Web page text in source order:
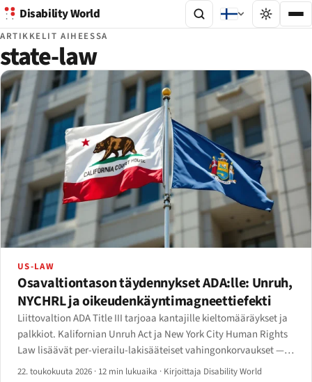
Disability World
ARTIKKELIT AIHEESSA
state-law
US-LAW
Osavaltiontason täydennykset ADA:lle: Unruh,
NYCHRL ja oikeudenkäyntimagneettiefekti
Liittovaltion ADA Title III tarjoaa kantajille kieltomääräykset ja
palkkiot. Kalifornian Unruh Act ja New York City Human Rights
Law lisäävät per-vierailu-lakisääteiset vahingonkorvaukset — ja
siksi kaksi osavaltiota isännöi valtaosaa
22. toukokuuta 2026 · 12 min lukuaika · Kirjoittaja Disability World